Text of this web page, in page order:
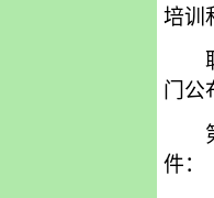
培训
职
门公
第
件：